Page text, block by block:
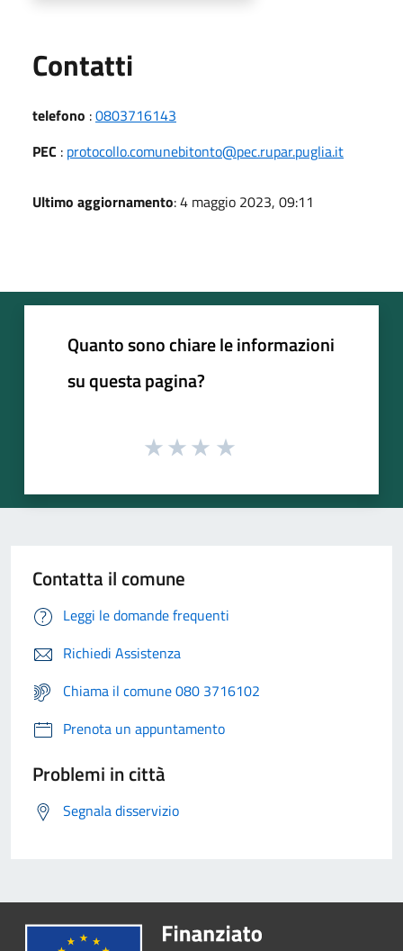
Contatti
telefono :0803716143
PEC : protocollo.comunebitonto@pec.rupar.puglia.it
Ultimo aggiornamento: 4 maggio 2023, 09:11
Quanto sono chiare le informazioni
su questa pagina?
Contatta il comune
Leggi le domande frequenti
Richiedi Assistenza
Chiama il comune 080 3716102
Prenota un appuntamento
Problemi in città
Segnala disservizio